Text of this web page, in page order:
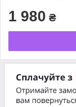
1 980 ₴